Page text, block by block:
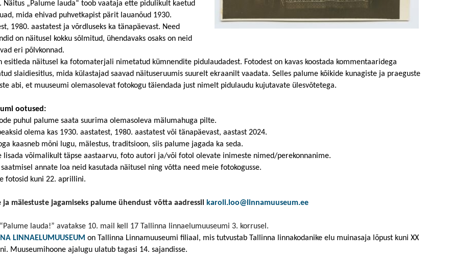
users
and
swipe
Näitus „Palume lauda“ toob vaataja ette pidulikult kaetud
mida ehivad puhvetkapist pärit lauanõud 1930.
1980. aastatest ja võrdluseks ka tänapäevast. Need
on näitusel kokku sõlmitud, ühendavaks osaks on neid
eri põlvkonnad.
esitleda näitusel ka fotomaterjali nimetatud kümnendite pidulaudadest. Fotodest on kavas koostada kommentaaridega
slaidiesitlus, mida külastajad saavad näituseruumis suurelt ekraanilt vaadata. Selles palume kõikide kunagiste ja praeguste
abi, et muuseumi olemasolevat fotokogu täiendada just nimelt pidulaudu kujutavate ülesvõtetega.
ootused:
puhul palume saata suurima olemasoleva mälumahuga pilte.
olema kas 1930. aastatest, 1980. aastatest või tänapäevast, aastast 2024.
kaasneb mõni lugu, mälestus, traditsioon, siis palume jagada ka seda.
lisada võimalikult täpse aastaarvu, foto autori ja/või fotol olevate inimeste nimed/perekonnanime.
saatmisel annate loa neid kasutada näitusel ning võtta need meie fotokogusse.
fotosid kuni 22. aprillini.
ja mälestuste jagamiseks palume ühendust võtta aadressil karoli.loo@linnamuuseum.ee
lauda!” avatakse 10. mail kell 17 Tallinna linnaelumuuseumi 3. korrusel.
LINNAELUMUUSEUM on Tallinna Linnamuuseumi filiaal, mis tutvustab Tallinna linnakodanike elu muinasaja lõpust kuni XX
Muuseumihoone ajalugu ulatub tagasi 14. sajandisse.